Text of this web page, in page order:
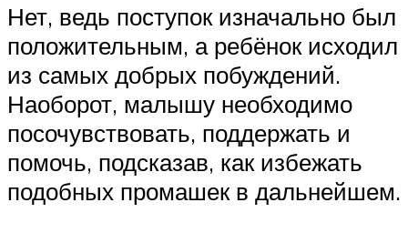
Нет, ведь поступок изначально был
положительным, а ребёнок исходил
из самых добрых побуждений.
Наоборот, малышу необходимо
посочувствовать, поддержать и
помочь, подсказав, как избежать
подобных промашек в дальнейшем.